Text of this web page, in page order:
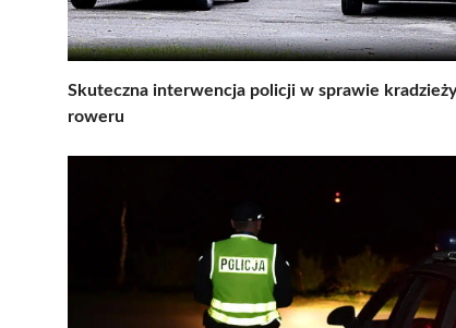
Skuteczna interwencja policji w sprawie kradzieży
roweru